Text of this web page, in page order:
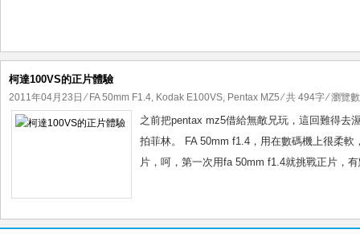
柯達100VS的正片體驗
2011年04月23日 ⁄ FA 50mm F1.4, Kodak E100VS, Pentax MZ5⁄ 共 494字 ⁄ 瀏覽
之前把pentax mz5借給無敵兄玩，這回難得去
拍菲林。 FA 50mm f1.4，用在數碼機上很柔
片，呵，第一次用fa 50mm f1.4就挑戰正片，